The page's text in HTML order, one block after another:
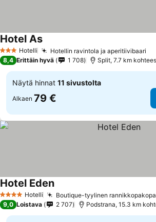
3 Tähtiluokitus
Hotelli Hotellin ravintola ja aperitiivibaari
Hotel As
8,4 Erittäin hyvä 1 708 Split, 7.7 km
Näytä hinnat 11 sivustolta
Alkaen 79 €
4 Tähtiluokitus
Hotelli Boutique-tyylinen
Hotel Eden
9,0 Loistava 2 707 Podstrana, 15.3 km